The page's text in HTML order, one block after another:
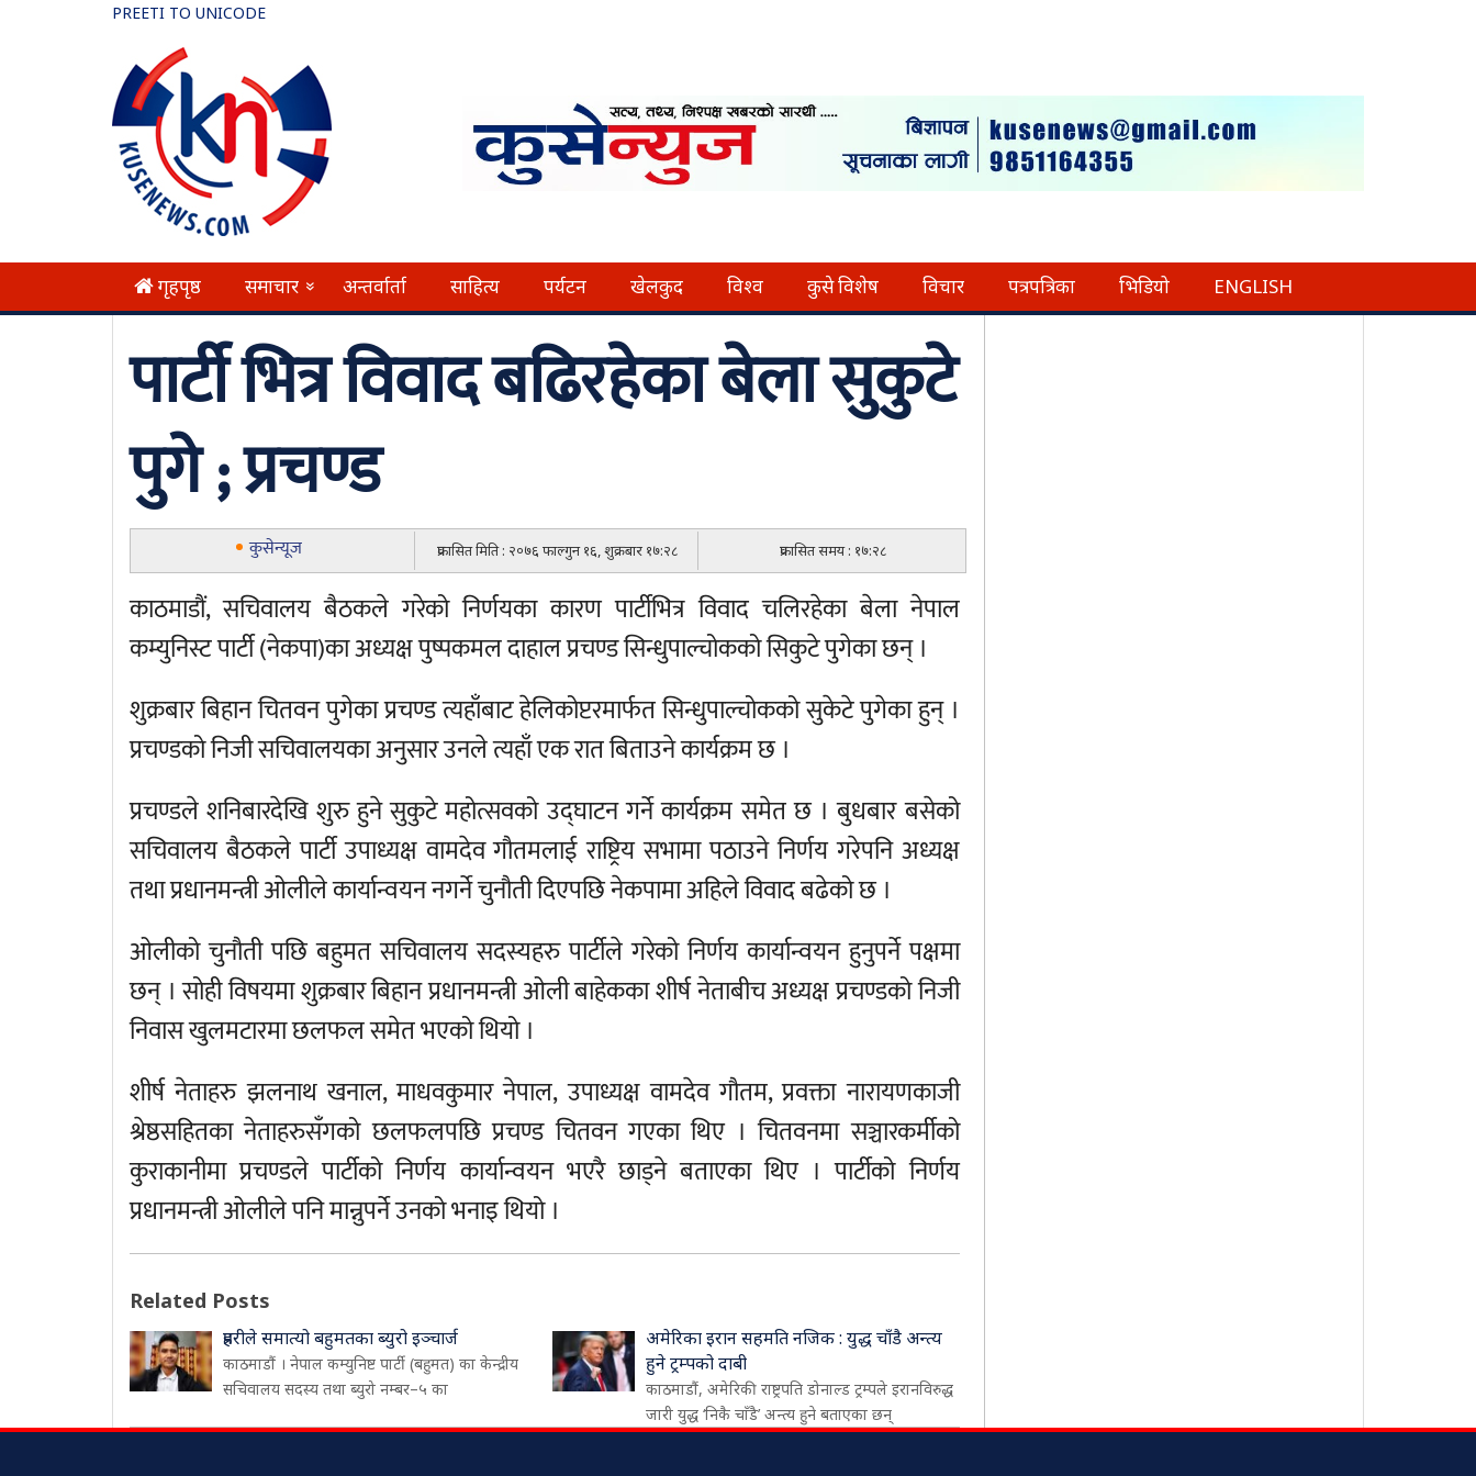
PREETI TO UNICODE
गृहपृष्ठ समाचार » अन्तर्वार्ता साहित्य पर्यटन खेलकुद विश्व कुसे विशेष विचार पत्रपत्रिका भिडियो ENGLISH
पार्टी भित्र विवाद बढिरहेका बेला सुकुटे
पुगे ; प्रचण्ड
कुसेन्यूज प्रकासित मिति : २०७६ फाल्गुन १६, शुक्रबार १७:२८ प्रकासित समय : १७:२८
काठमाडौं, सचिवालय बैठकले गरेको निर्णयका कारण पार्टीभित्र विवाद चलिरहेका बेला नेपाल
कम्युनिस्ट पार्टी (नेकपा)का अध्यक्ष पुष्पकमल दाहाल प्रचण्ड सिन्धुपाल्चोकको सिकुटे पुगेका छन् ।
शुक्रबार बिहान चितवन पुगेका प्रचण्ड त्यहाँबाट हेलिकोप्टरमार्फत सिन्धुपाल्चोकको सुकेटे पुगेका हुन् ।
प्रचण्डको निजी सचिवालयका अनुसार उनले त्यहाँ एक रात बिताउने कार्यक्रम छ ।
प्रचण्डले शनिबारदेखि शुरु हुने सुकुटे महोत्सवको उद्घाटन गर्ने कार्यक्रम समेत छ । बुधबार बसेको
सचिवालय बैठकले पार्टी उपाध्यक्ष वामदेव गौतमलाई राष्ट्रिय सभामा पठाउने निर्णय गरेपनि अध्यक्ष
तथा प्रधानमन्त्री ओलीले कार्यान्वयन नगर्ने चुनौती दिएपछि नेकपामा अहिले विवाद बढेको छ ।
ओलीको चुनौती पछि बहुमत सचिवालय सदस्यहरु पार्टीले गरेको निर्णय कार्यान्वयन हुनुपर्ने पक्षमा
छन् । सोही विषयमा शुक्रबार बिहान प्रधानमन्त्री ओली बाहेकका शीर्ष नेताबीच अध्यक्ष प्रचण्डको निजी
निवास खुलमटारमा छलफल समेत भएको थियो ।
शीर्ष नेताहरु झलनाथ खनाल, माधवकुमार नेपाल, उपाध्यक्ष वामदेव गौतम, प्रवक्ता नारायणकाजी
श्रेष्ठसहितका नेताहरुसँगको छलफलपछि प्रचण्ड चितवन गएका थिए । चितवनमा सञ्चारकर्मीको
कुराकानीमा प्रचण्डले पार्टीको निर्णय कार्यान्वयन भएरै छाड्ने बताएका थिए । पार्टीको निर्णय
प्रधानमन्त्री ओलीले पनि मान्नुपर्ने उनको भनाइ थियो ।
Related Posts
प्रहरीले समात्यो बहुमतका ब्युरो इञ्चार्ज
काठमाडौं । नेपाल कम्युनिष्ट पार्टी (बहुमत) का केन्द्रीय
सचिवालय सदस्य तथा ब्युरो नम्बर–५ का
अमेरिका इरान सहमति नजिक : युद्ध चाँडै अन्त्य
हुने ट्रम्पको दाबी
काठमाडौं, अमेरिकी राष्ट्रपति डोनाल्ड ट्रम्पले इरानविरुद्ध
जारी युद्ध ‘निकै चाँडै’ अन्त्य हुने बताएका छन्